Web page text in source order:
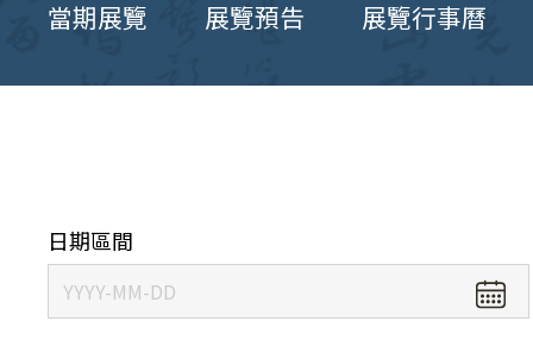
當期展覽 展覽預告 展覽行事曆
日期區間